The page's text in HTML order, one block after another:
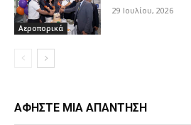
Αεροπορικά
29 Ιουλίου, 2026
ΑΦΗΣΤΕ ΜΙΑ ΑΠΑΝΤΗΣΗ